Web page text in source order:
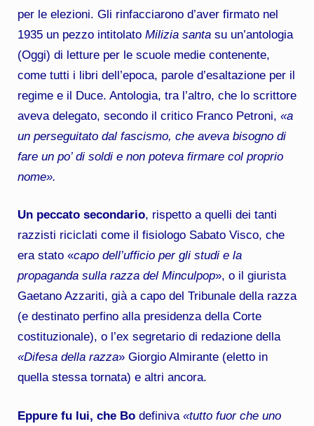
per le elezioni. Gli rinfacciarono d’aver firmato nel
1935 un pezzo intitolato Milizia santasu un’antologia
(Oggi) di letture per le scuole medie contenente,
come tutti i libri dell’epoca, parole d’esaltazione per il
regime e il Duce. Antologia, tra l’altro, che lo scrittore
aveva delegato, secondo il critico Franco Petroni, «a
un perseguitato dal fascismo, che aveva bisogno di
fare un po’ di soldi e non poteva firmare col proprio
nome».
Un peccato secondario, rispetto a quelli dei tanti
razzisti riciclati come il fisiologo Sabato Visco, che
era stato «capo dell’ufficio per gli studi e la
propaganda sulla razza del Minculpop», o il giurista
Gaetano Azzariti, già a capo del Tribunale della razza
(e destinato perfino alla presidenza della Corte
costituzionale), o l’ex segretario di redazione della
«Difesa della razza» Giorgio Almirante (eletto in
quella stessa tornata) e altri ancora.
Eppure fu lui, che Bo definiva «tutto fuor che uno